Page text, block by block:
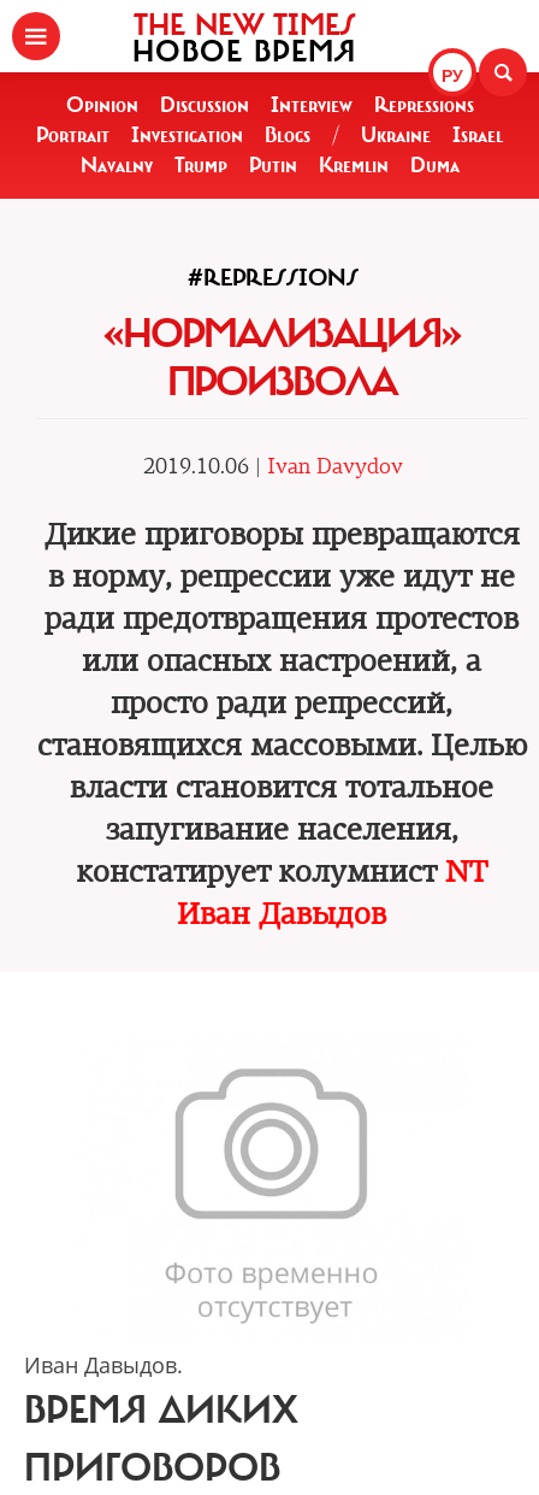
РУ
THE NEW TIMES
НОВОЕ ВРЕМЯ
Opinion Discussion Interview
Repressions
Portrait
Investigation Blogs / Ukraine
Israel
Navalny
Trump Putin Kremlin Duma
#REPRESSIONS
«НОРМАЛИЗАЦИЯ»
ПРОИЗВОЛА
2019.10.06 | Ivan Davydov
Дикие приговоры превращаются
в норму, репрессии уже идут не
ради предотвращения протестов
или опасных настроений, а
просто ради репрессий,
становящихся массовыми. Целью
власти становится тотальное
запугивание населения,
констатирует колумнист NT
Иван Давыдов
Иван Давыдов.
ВРЕМЯ ДИКИХ
ПРИГОВОРОВ